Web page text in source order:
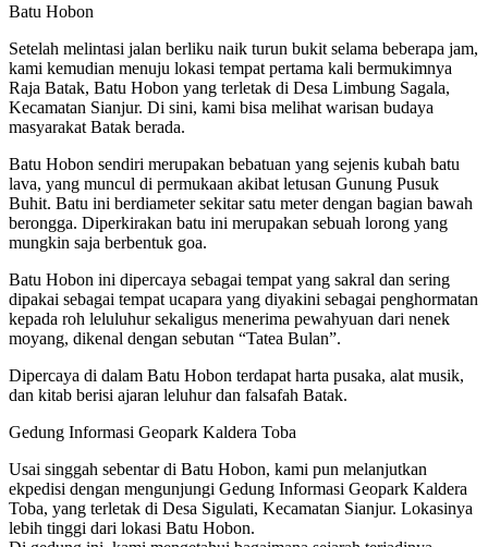
Batu Hobon
Setelah melintasi jalan berliku naik turun bukit selama beberapa jam,
kami kemudian menuju lokasi tempat pertama kali bermukimnya
Raja Batak, Batu Hobon yang terletak di Desa Limbung Sagala,
Kecamatan Sianjur. Di sini, kami bisa melihat warisan budaya
masyarakat Batak berada.
Batu Hobon sendiri merupakan bebatuan yang sejenis kubah batu
lava, yang muncul di permukaan akibat letusan Gunung Pusuk
Buhit. Batu ini berdiameter sekitar satu meter dengan bagian bawah
berongga. Diperkirakan batu ini merupakan sebuah lorong yang
mungkin saja berbentuk goa.
Batu Hobon ini dipercaya sebagai tempat yang sakral dan sering
dipakai sebagai tempat ucapara yang diyakini sebagai penghormatan
kepada roh leluluhur sekaligus menerima pewahyuan dari nenek
moyang, dikenal dengan sebutan “Tatea Bulan”.
Dipercaya di dalam Batu Hobon terdapat harta pusaka, alat musik,
dan kitab berisi ajaran leluhur dan falsafah Batak.
Gedung Informasi Geopark Kaldera Toba
Usai singgah sebentar di Batu Hobon, kami pun melanjutkan
ekpedisi dengan mengunjungi Gedung Informasi Geopark Kaldera
Toba, yang terletak di Desa Sigulati, Kecamatan Sianjur. Lokasinya
lebih tinggi dari lokasi Batu Hobon.